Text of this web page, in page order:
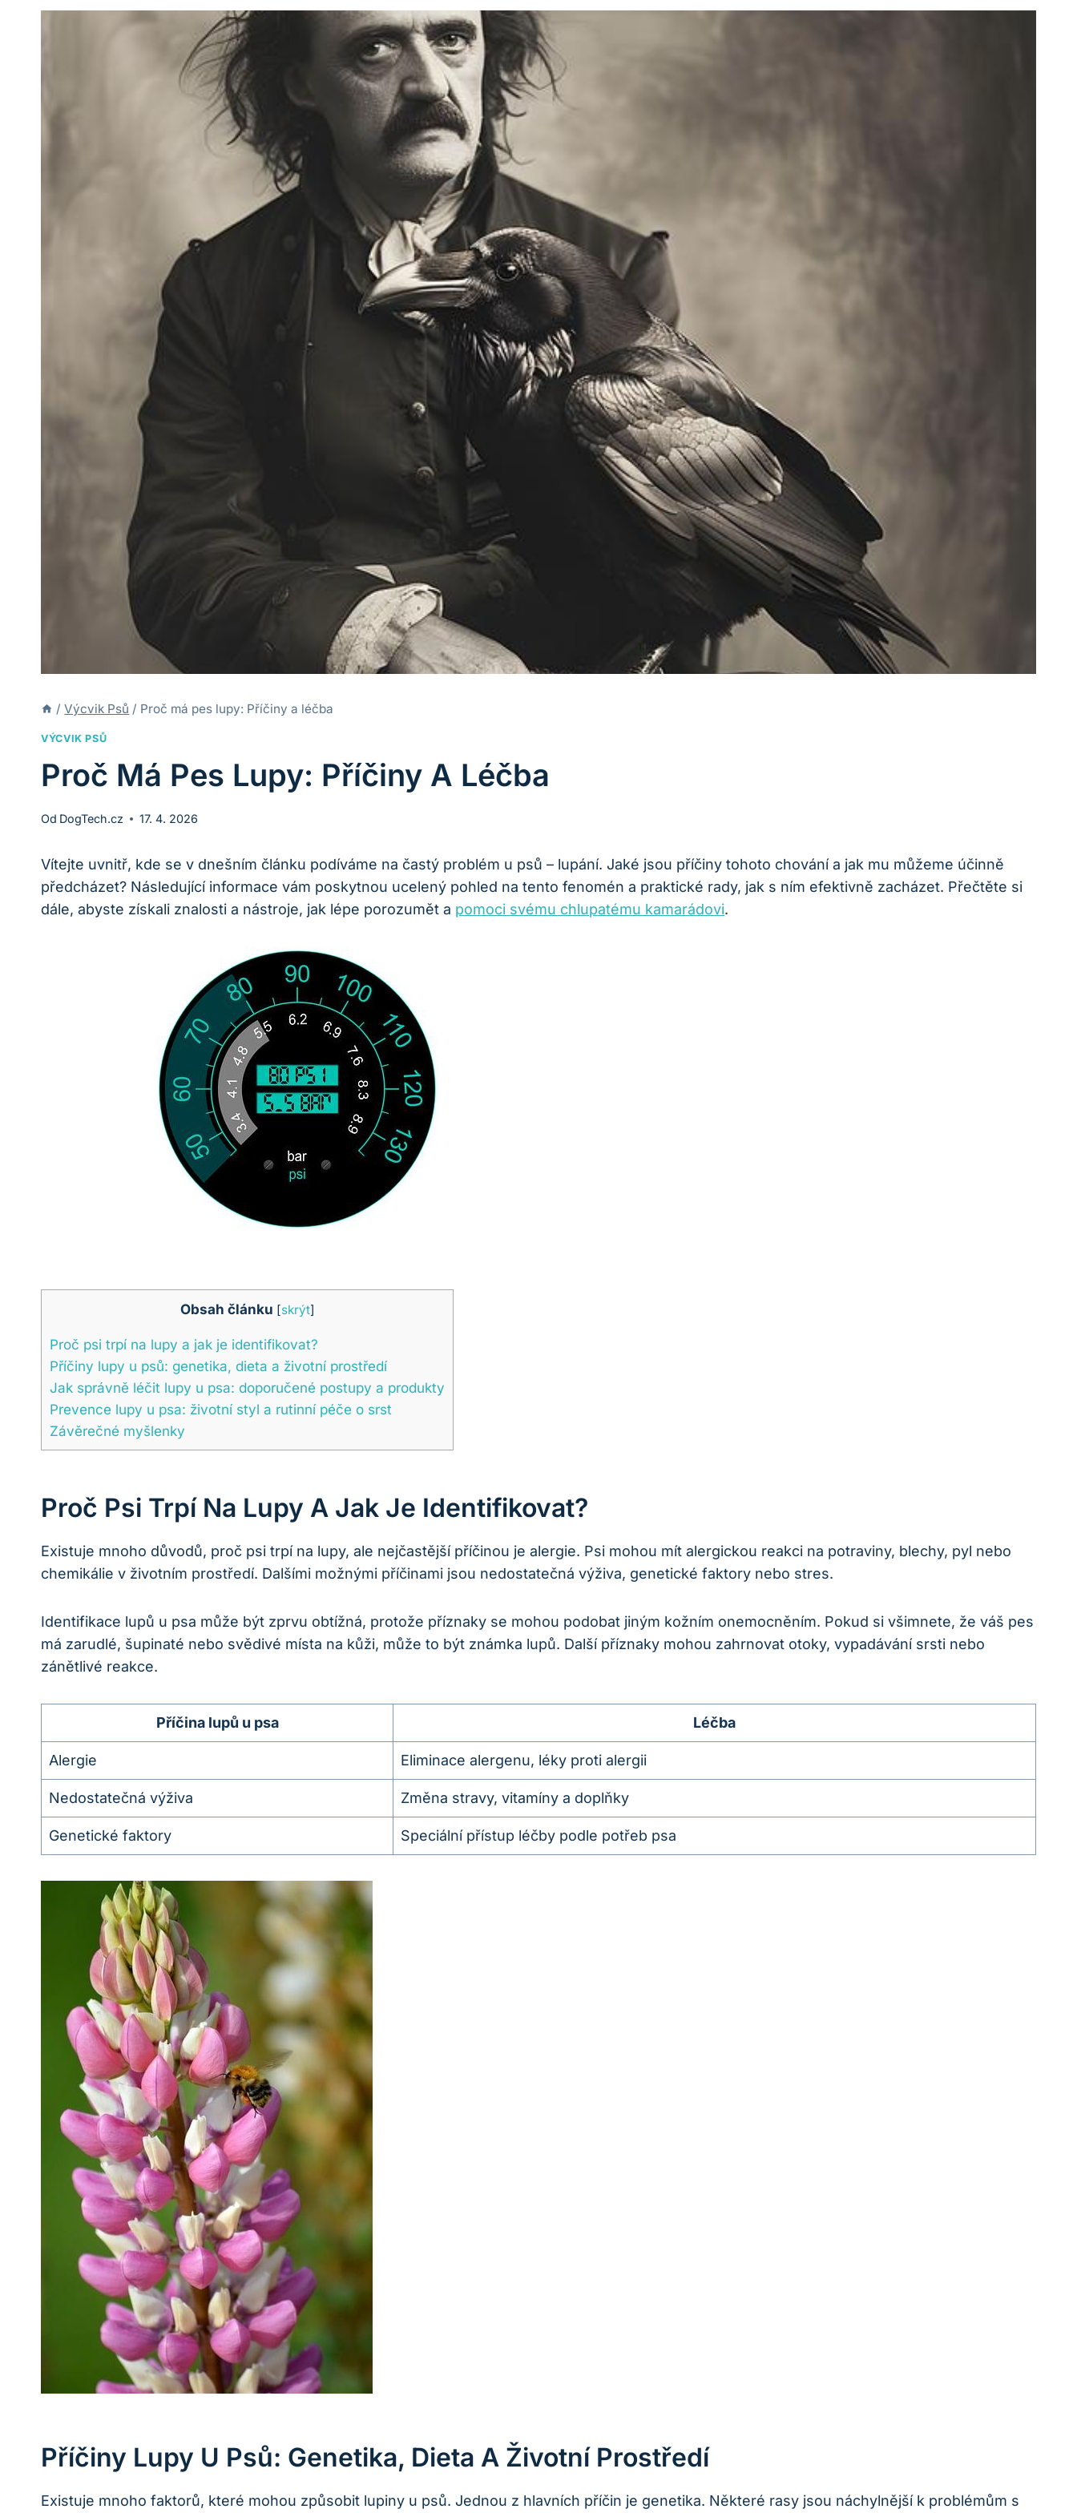
/ Výcvik Psů / Proč má pes lupy: Příčiny a léčba
VÝCVIK PSŮ
Proč Má Pes Lupy: Příčiny A Léčba
Od DogTech.cz 17. 4. 2026
Vítejte uvnitř, kde se v dnešním článku podíváme na častý problém u psů – lupání. Jaké jsou příčiny tohoto chování a jak mu můžeme účinně
předcházet? Následující informace vám poskytnou ucelený pohled na tento fenomén a praktické rady, jak s ním efektivně zacházet. Přečtěte si
dále, abyste získali znalosti a nástroje, jak lépe porozumět a pomoci svému chlupatému kamarádovi.
Obsah článku [skrýt]
Proč psi trpí na lupy a jak je identifikovat?
Příčiny lupy u psů: genetika, dieta a životní prostředí
Jak správně léčit lupy u psa: doporučené postupy a produkty
Prevence lupy u psa: životní styl a rutinní péče o srst
Závěrečné myšlenky
Proč Psi Trpí Na Lupy A Jak Je Identifikovat?
Existuje mnoho důvodů, proč psi trpí na lupy, ale nejčastější příčinou je alergie. Psi mohou mít alergickou reakci na potraviny, blechy, pyl nebo
chemikálie v životním prostředí. Dalšími možnými příčinami jsou nedostatečná výživa, genetické faktory nebo stres.
Identifikace lupů u psa může být zprvu obtížná, protože příznaky se mohou podobat jiným kožním onemocněním. Pokud si všimnete, že váš pes
má zarudlé, šupinaté nebo svědivé místa na kůži, může to být známka lupů. Další příznaky mohou zahrnovat otoky, vypadávání srsti nebo
zánětlivé reakce.
Příčina lupů u psa Léčba
Alergie Eliminace alergenu, léky proti alergii
Nedostatečná výživa Změna stravy, vitamíny a doplňky
Genetické faktory Speciální přístup léčby podle potřeb psa
Příčiny Lupy U Psů: Genetika, Dieta A Životní Prostředí
Existuje mnoho faktorů, které mohou způsobit lupiny u psů. Jednou z hlavních příčin je genetika. Některé rasy jsou náchylnější k problémům s